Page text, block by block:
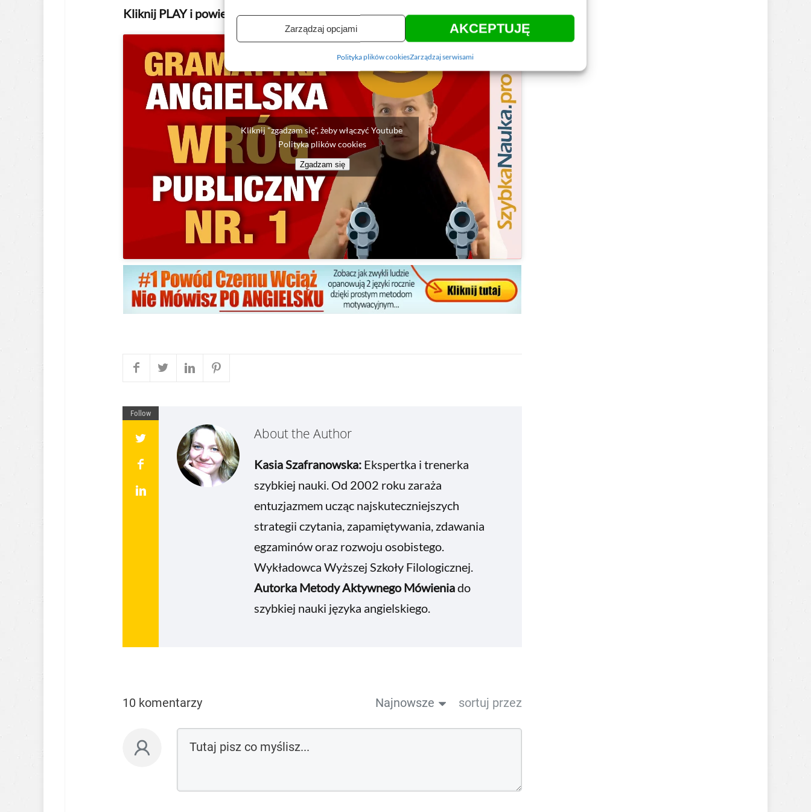
AKCEPTUJĘ
Zarządzaj opcjami
Polityka plików cookiesZarządzaj serwisami
Kliknij PLAY i powieś winowajcę razem ze mną!
Kliknij "zgadzam się", żeby włączyć Youtube
Polityka plików cookies
Zgadzam się
Follow
About the Author
Kasia Szafranowska:Ekspertka i trenerka
szybkiej nauki. Od 2002 roku zaraża
entuzjazmem ucząc najskuteczniejszych
strategii czytania, zapamiętywania, zdawania
egzaminów oraz rozwoju osobistego.
Wykładowca Wyższej Szkoły Filologicznej.
Autorka Metody Aktywnego Mówieniado
szybkiej nauki języka angielskiego.
10 komentarzy Najnowsze sortuj przez